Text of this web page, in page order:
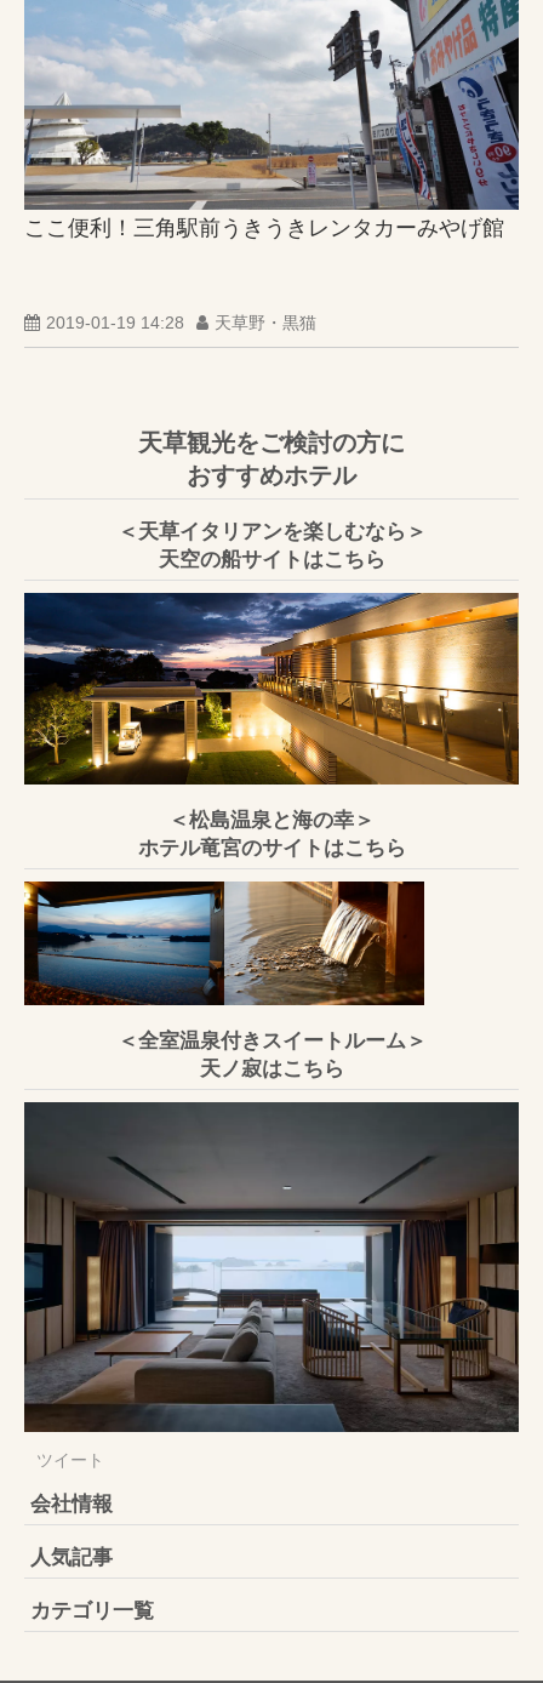
ここ便利！三角駅前うきうきレンタカーみやげ館
2019-01-19 14:28 天草野・黒猫
天草観光をご検討の方に
おすすめホテル
＜天草イタリアンを楽しむなら＞
天空の船サイトはこちら
＜松島温泉と海の幸＞
ホテル竜宮のサイトはこちら
＜全室温泉付きスイートルーム＞
天ノ寂はこちら
ツイート
会社情報
人気記事
カテゴリ一覧